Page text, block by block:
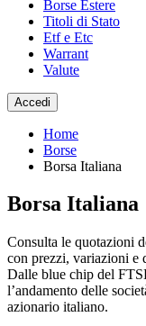
Borse Estere
Titoli di Stato
Etf e Etc
Warrant
Valute
Accedi
Home
Borse
Borsa Italiana
Borsa Italiana
Consulta le quotazioni
con prezzi, variazioni e
Dalle blue chip del
l’andamento delle
azionario italiano.